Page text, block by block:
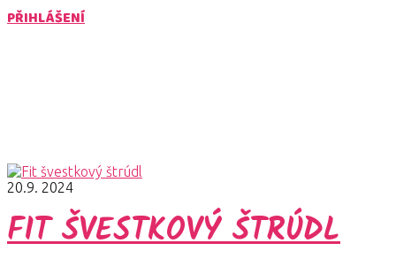
PŘIHLÁŠENÍ
20.9. 2024
FIT ŠVESTKOVÝ ŠTRÚDL